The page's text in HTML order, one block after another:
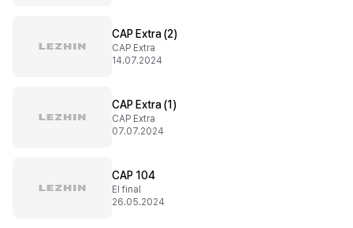
CAP Extra (2)
CAP Extra
14.07.2024
CAP Extra (1)
CAP Extra
07.07.2024
CAP 104
El final
26.05.2024